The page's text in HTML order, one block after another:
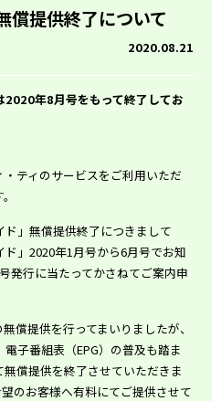
償提供終了について
2020.08.21
2020年8月号をもって終了してお
ティのサービスをご利用いただ
」無償提供終了につきまして
」2020年1月号から6月号でお知
発行に当たってかさねてご案内申
償提供を行ってまいりましたが、
子番組表（EPG）の普及も踏ま
償提供を終了させていただきま
のお客様へ有料にてご提供させて